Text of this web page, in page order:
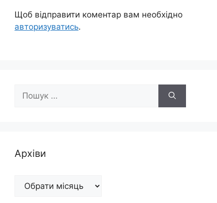
Щоб відправити коментар вам необхідно
авторизуватись.
Архіви
Архіви